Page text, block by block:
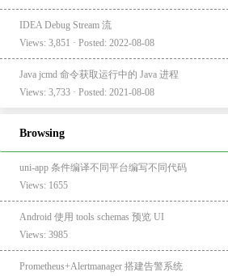
IDEA Debug Stream 流
Views: 3,851 · Posted: 2022-08-08
Java jcmd 命令获取运行中的 Java 进程
Views: 3,733 · Posted: 2021-08-08
Browsing
uni-app 条件编译不同平台编写不同代码
Views: 1655
Android 使用 tools schemas 预览 UI
Views: 3985
Prometheus+Alertmanager 搭建告警系统